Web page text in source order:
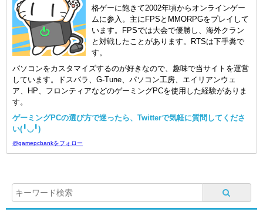
格ゲーに飽きて2002年頃からオンラインゲー
ムに参入。主にFPSとMMORPGをプレイして
います。FPSでは大会で優勝し、海外クラン
と対戦したことがあります。RTSは下手糞で
す。
パソコンをカスタマイズするのが好きなので、趣味で当サイトを運営
しています。ドスパラ、G-Tune、パソコン工房、エイリアンウェ
ア、HP、フロンティアなどのゲーミングPCを使用した経験がありま
す。
ゲーミングPCの選び方で迷ったら、Twitterで気軽に質問してくださ
い(╹◡╹)
@gamepcbankをフォロー